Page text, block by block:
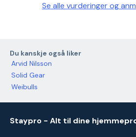
Se alle vurderinger og
Du kanskje også liker
Arvid Nilsson
Solid Gear
Weibulls
Staypro - Alt til dine